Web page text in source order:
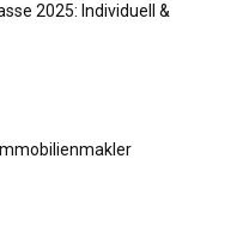
2025: Individuell &